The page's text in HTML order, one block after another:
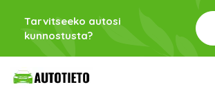
Tarvitseeko autosi
kunnostusta?